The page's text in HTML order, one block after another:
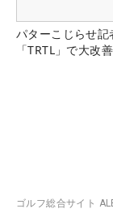
パターこじらせ記
「TRTL」で大改善
ゴルフ総合サイト